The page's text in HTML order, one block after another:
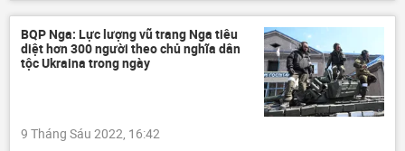
điện
BQP Nga: Lực lượng vũ trang Nga tiêu
diệt hơn 300 người theo chủ nghĩa dân
tộc Ukraina trong ngày
9 Tháng Sáu 2022, 16:42